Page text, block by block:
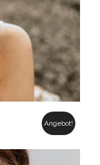
Angebot!